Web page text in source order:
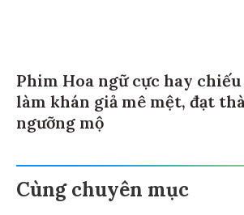
Phim Hoa ngữ cực hay
làm khán giả mê mệt, đạt
ngưỡng mộ
Cùng chuyên mục